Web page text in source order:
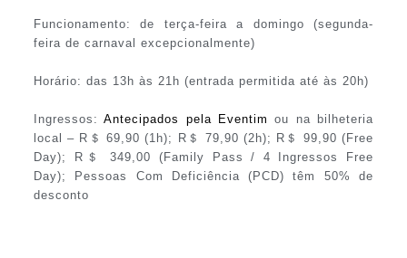
Funcionamento: de terça-feira a domingo (segunda-
feira de carnaval excepcionalmente)
Horário: das 13h às 21h (entrada permitida até às 20h)
Ingressos:Antecipados pela Eventim ou na bilheteria
local – R＄ 69,90 (1h); R＄ 79,90 (2h); R＄ 99,90 (Free
Day); R＄ 349,00 (Family Pass / 4 Ingressos Free
Day); Pessoas Com Deficiência (PCD) têm 50% de
desconto